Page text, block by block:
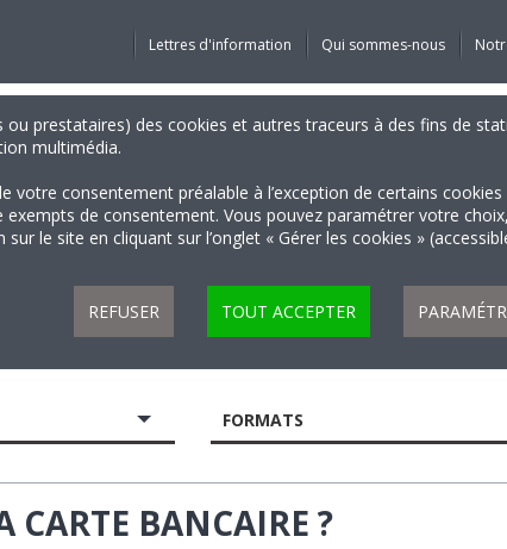
Lettres d'information Qui sommes-nous
prestataires) des cookies et autres traceurs à des fins de
multimédia.
votre consentement préalable à l’exception de certains
exempts de consentement. Vous pouvez paramétrer votre
le site en cliquant sur l’onglet « Gérer les cookies »
REFUSER TOUT ACCEPTER
FORMATS
CARTE BANCAIRE ?